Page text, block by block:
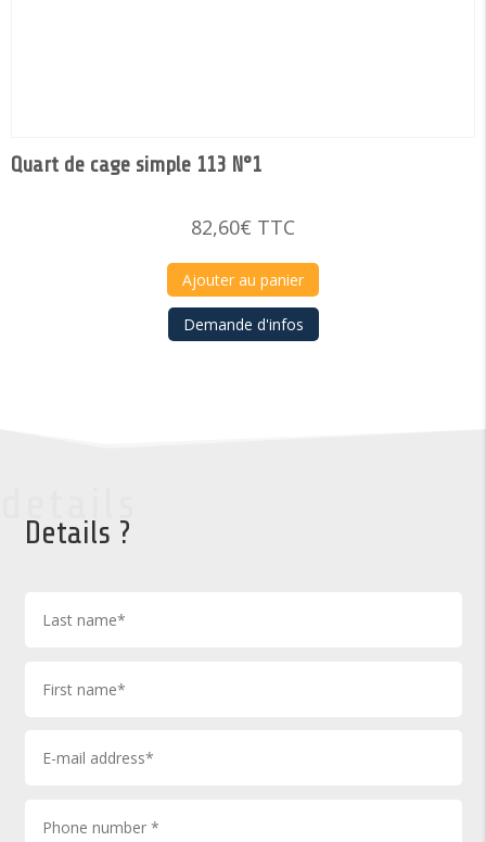
Quart de cage simple 113 N°1
82,60€ TTC
Ajouter au panier
Demande d'infos
Details ?